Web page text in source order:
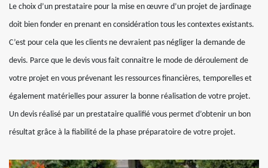
Le choix d’un prestataire pour la mise en œuvre d’un projet de jardinage
doit bien fonder en prenant en considération tous les contextes existants.
C’est pour cela que les clients ne devraient pas négliger la demande de
devis. Parce que le devis vous fait connaitre le mode de déroulement de
votre projet en vous prévenant les ressources financières, temporelles et
également matérielles pour assurer la bonne réalisation de votre projet.
Un devis réalisé par un prestataire qualifié vous permet d’obtenir un bon
résultat grâce à la fiabilité de la phase préparatoire de votre projet.